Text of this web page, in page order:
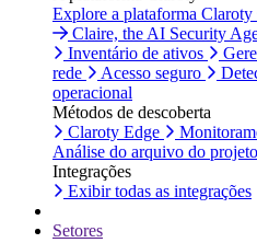
Explore a plataforma Claroty
Claire, the AI Security
Inventário de ativos
rede
Acesso seguro
operacional
Métodos de descoberta
Claroty Edge
Análise do arquivo do projeto
Integrações
Exibir todas as integrações
Setores